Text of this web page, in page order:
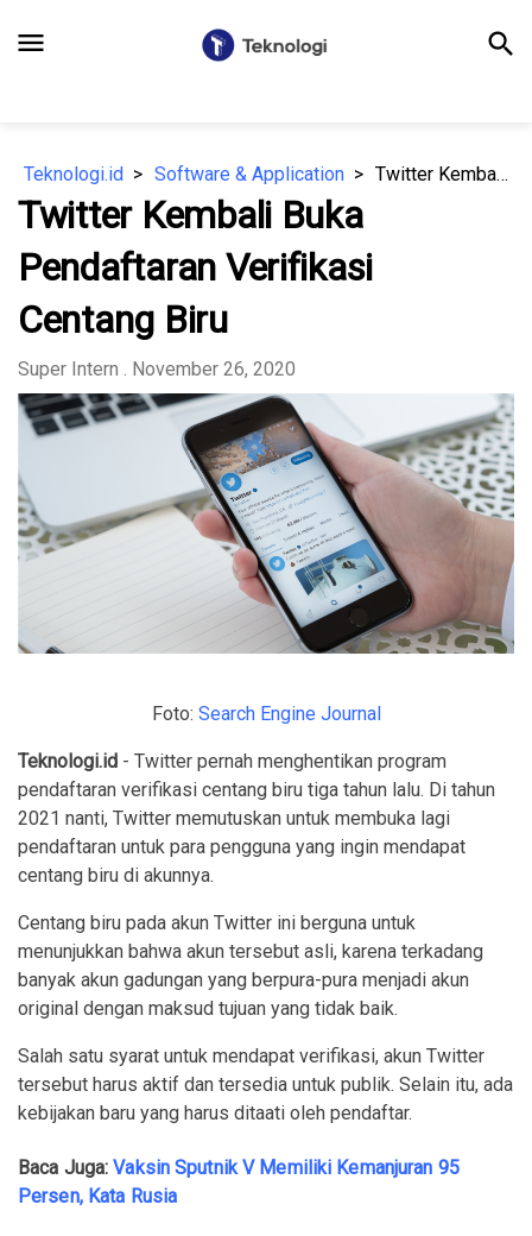
menu search
Teknologi.id Software & Application Twitter Kembali Buka Pendaftaran Verifikasi Centang Biru
Twitter Kembali Buka
Pendaftaran Verifikasi
Centang Biru
Super Intern . November 26, 2020
Foto: Search Engine Journal
Teknologi.id - Twitter pernah menghentikan program
pendaftaran verifikasi centang biru tiga tahun lalu. Di tahun
2021 nanti, Twitter memutuskan untuk membuka lagi
pendaftaran untuk para pengguna yang ingin mendapat
centang biru di akunnya.
Centang biru pada akun Twitter ini berguna untuk
menunjukkan bahwa akun tersebut asli, karena terkadang
banyak akun gadungan yang berpura-pura menjadi akun
original dengan maksud tujuan yang tidak baik.
Salah satu syarat untuk mendapat verifikasi, akun Twitter
tersebut harus aktif dan tersedia untuk publik. Selain itu, ada
kebijakan baru yang harus ditaati oleh pendaftar.
Baca Juga:Vaksin Sputnik V Memiliki Kemanjuran 95
Persen, Kata Rusia